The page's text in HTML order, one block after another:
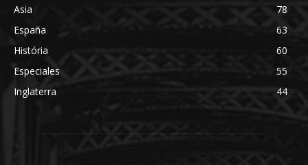
Asia
78
España
63
História
60
Especiales
55
Inglaterra
44